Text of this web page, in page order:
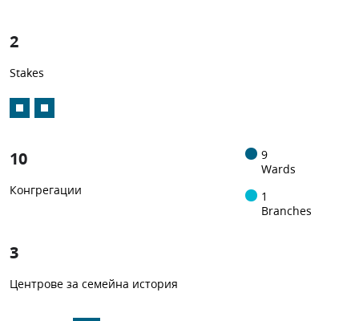
2
Stakes
10
Конгрегации
9
Wards
1
Branches
3
Центрове за семейна история